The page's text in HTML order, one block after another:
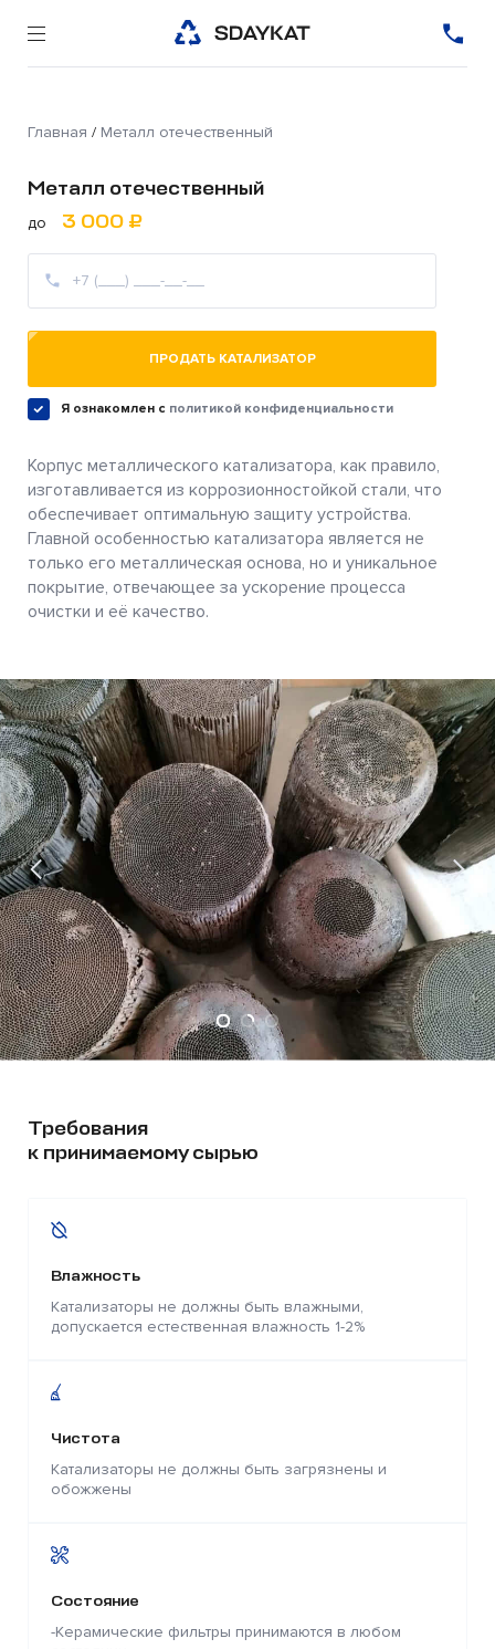
Главная / Металл отечественный
Металл отечественный
до 3 000 ₽
Корпус металлического катализатора, как правило,
изготавливается из коррозионностойкой стали, что
обеспечивает оптимальную защиту устройства.
Главной особенностью катализатора является не
только его металлическая основа, но и уникальное
покрытие, отвечающее за ускорение процесса
очистки и её качество.
ПРОДАТЬ КАТАЛИЗАТОР
Я ознакомлен c политикой конфиденциальности
Требования
к принимаемому сырью
Влажность
Катализаторы не должны быть влажными,
допускается естественная влажность 1-2%
Чистота
Катализаторы не должны быть загрязнены и
обожжены
Состояние
-Керамические фильтры принимаются в любом